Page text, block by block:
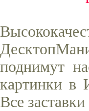
поднимут
картинки в
Все